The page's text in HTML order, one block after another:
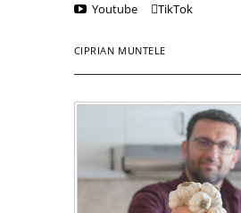
Youtube
TikTok
CIPRIAN MUNTELE